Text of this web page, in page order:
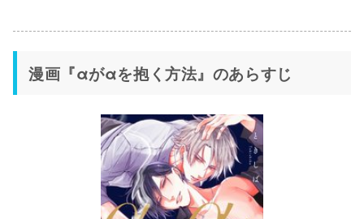
漫画『αがαを抱く方法』のあらすじ